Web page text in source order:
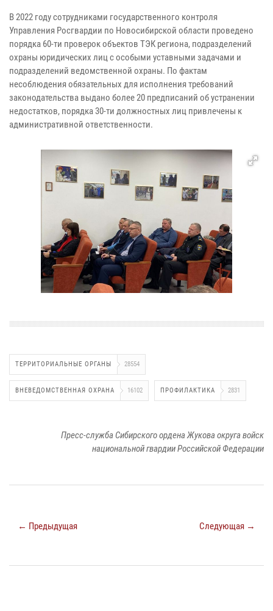
В 2022 году сотрудниками государственного контроля
Управления Росгвардии по Новосибирской области проведено
порядка 60-ти проверок объектов ТЭК региона, подразделений
охраны юридических лиц с особыми уставными задачами и
подразделений ведомственной охраны. По фактам
несоблюдения обязательных для исполнения требований
законодательства выдано более 20 предписаний об устранении
недостатков, порядка 30-ти должностных лиц привлечены к
административной ответственности.
ТЕРРИТОРИАЛЬНЫЕ ОРГАНЫ 28554
ВНЕВЕДОМСТВЕННАЯ ОХРАНА 16102 ПРОФИЛАКТИКА 2831
Пресс-служба Сибирского ордена Жукова округа войск
национальной гвардии Российской Федерации
← Предыдущая Следующая →